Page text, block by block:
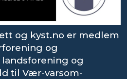
og kyst.no er medlem
og
og
til Vær-varsom-